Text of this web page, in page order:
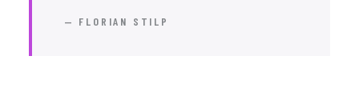
— FLORIAN STILP